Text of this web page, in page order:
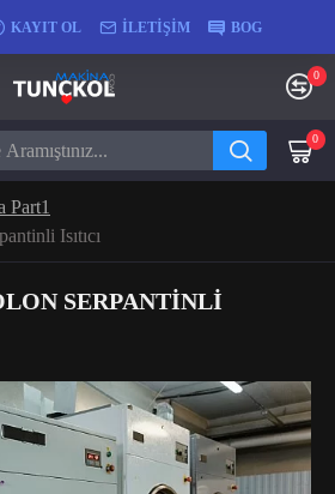
KAYIT OL İLETIŞIM BOG
0
0
Part1
Isıtıcı
SERPANTINLI